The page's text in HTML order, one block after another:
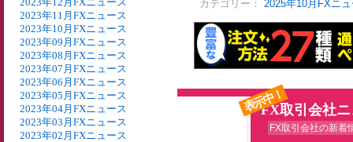
2023年11月FXニュース
2023年10月FXニュース
2023年09月FXニュース
2023年08月FXニュース
2023年07月FXニュース
2023年06月FXニュース
2023年05月FXニュース
2023年04月FXニュース
2023年03月FXニュース
2023年02月FXニュース
カテゴリー： 2025年10月FXニ
表示中！
FX取引会社
FX取引会社の新着